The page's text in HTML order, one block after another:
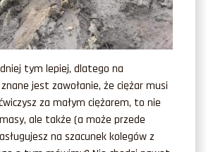
tym lepiej, dlatego na
jest zawołanie, że ciężar musi
za małym ciężarem, to nie
ale także (a może przede
na szacunek kolegów z